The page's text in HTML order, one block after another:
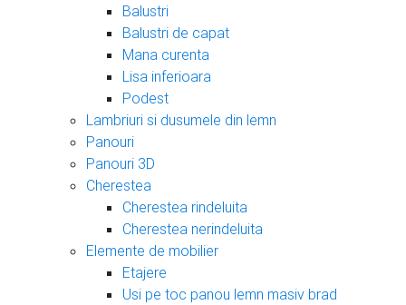
Balustri
Balustri de capat
Mana curenta
Lisa inferioara
Podest
Lambriuri si dusumele din lemn
Panouri
Panouri 3D
Cherestea
Cherestea rindeluita
Cherestea nerindeluita
Elemente de mobilier
Etajere
Usi pe toc panou lemn masiv brad